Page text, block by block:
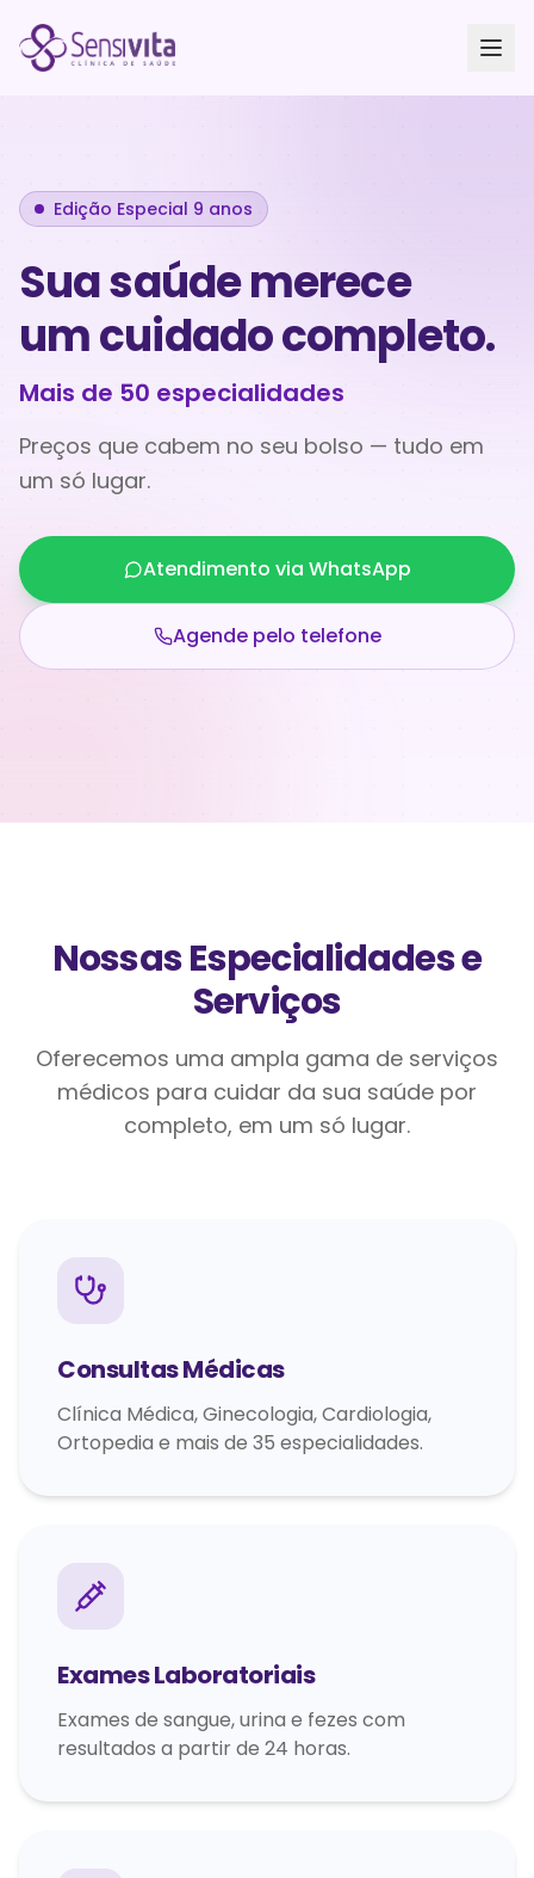
Edição Especial 9 anos
Sua saúde merece
um cuidado completo.
Mais de 50 especialidades
Preços que cabem no seu bolso — tudo em
um só lugar.
Atendimento via WhatsApp
Agende pelo telefone
Nossas Especialidades e
Serviços
Oferecemos uma ampla gama de serviços
médicos para cuidar da sua saúde por
completo, em um só lugar.
Consultas Médicas
Clínica Médica, Ginecologia, Cardiologia,
Ortopedia e mais de 35 especialidades.
Exames Laboratoriais
Exames de sangue, urina e fezes com
resultados a partir de 24 horas.